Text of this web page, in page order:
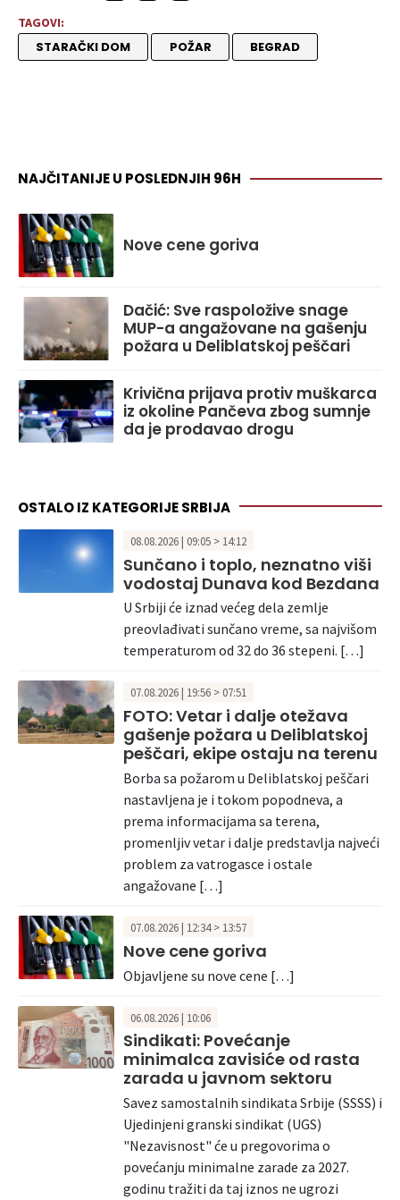
TAGOVI:
STARAČKI DOM POŽAR BEGRAD
NAJČITANIJE U POSLEDNJIH 96H
Nove cene goriva
Dačić: Sve raspoložive snage
MUP-a angažovane na gašenju
požara u Deliblatskoj peščari
Krivična prijava protiv muškarca
iz okoline Pančeva zbog sumnje
da je prodavao drogu
OSTALO IZ KATEGORIJE SRBIJA
08.08.2026 | 09:05 > 14:12
Sunčano i toplo, neznatno viši
vodostaj Dunava kod Bezdana
U Srbiji će iznad većeg dela zemlje
preovlađivati sunčano vreme, sa najvišom
temperaturom od 32 do 36 stepeni. […]
07.08.2026 | 19:56 > 07:51
FOTO: Vetar i dalje otežava
gašenje požara u Deliblatskoj
peščari, ekipe ostaju na terenu
Borba sa požarom u Deliblatskoj peščari
nastavljena je i tokom popodneva, a
prema informacijama sa terena,
promenljiv vetar i dalje predstavlja najveći
problem za vatrogasce i ostale
angažovane […]
07.08.2026 | 12:34 > 13:57
Nove cene goriva
Objavljene su nove cene […]
06.08.2026 | 10:06
Sindikati: Povećanje
minimalca zavisiće od rasta
zarada u javnom sektoru
Savez samostalnih sindikata Srbije (SSSS) i
Ujedinjeni granski sindikat (UGS)
"Nezavisnost" će u pregovorima o
povećanju minimalne zarade za 2027.
godinu tražiti da taj iznos ne ugrozi